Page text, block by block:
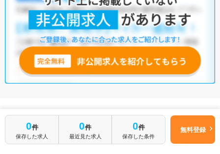
おすすめ特集
0件
保存した求人
0件
最近見た求人
0件
保存した条件
無料登録